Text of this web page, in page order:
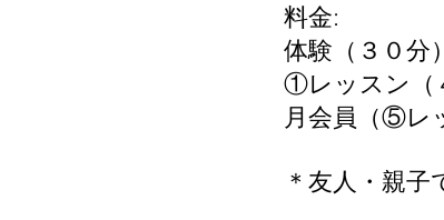
料金:
体験（３０分
①レッスン（
月会員（⑤レ
＊友人・親